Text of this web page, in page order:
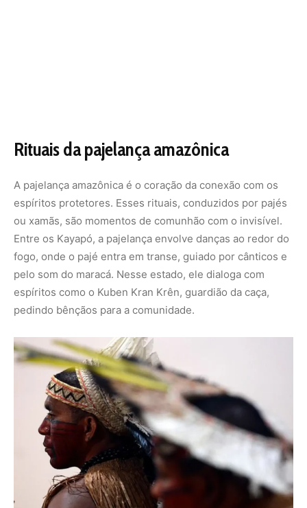
Rituais da pajelança amazônica
A pajelança amazônica é o coração da conexão com os
espíritos protetores. Esses rituais, conduzidos por pajés
ou xamãs, são momentos de comunhão com o invisível.
Entre os Kayapó, a pajelança envolve danças ao redor do
fogo, onde o pajé entra em transe, guiado por cânticos e
pelo som do maracá. Nesse estado, ele dialoga com
espíritos como o Kuben Kran Krên, guardião da caça,
pedindo bênçãos para a comunidade.